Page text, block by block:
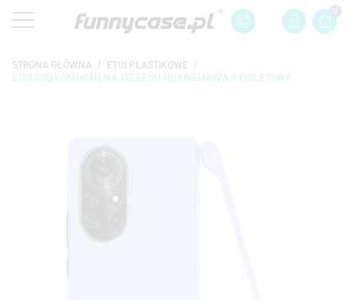
0
STRONA GŁÓWNA
ETUI PLASTIKOWE
ETUI COBY SMOOTH NA TELEFON HUAWEI NOVA 8 FIOLETOWY